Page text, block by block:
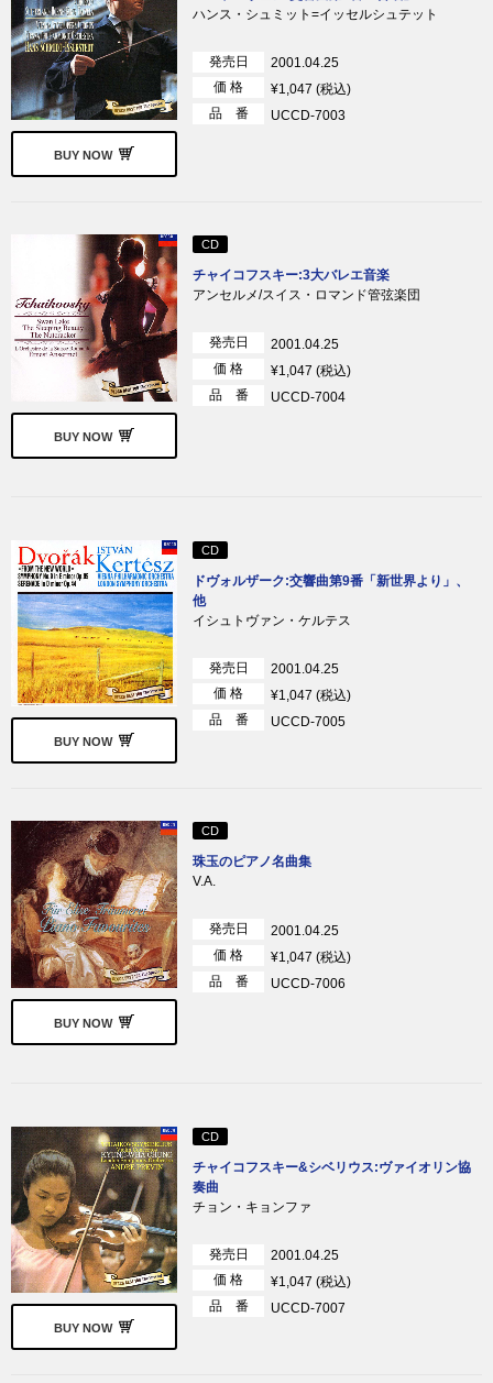
BUY NOW
ハンス・シュミット=イッセルシュテット
発売日
2001.04.25
価 格
¥1,047 (税込)
品 番
UCCD-7003
BUY NOW
CD
チャイコフスキー:3大バレエ音楽
アンセルメ/スイス・ロマンド管弦楽団
発売日
2001.04.25
価 格
¥1,047 (税込)
品 番
UCCD-7004
BUY NOW
CD
ドヴォルザーク:交響曲第9番「新世界より」、
他
イシュトヴァン・ケルテス
発売日
2001.04.25
価 格
¥1,047 (税込)
品 番
UCCD-7005
BUY NOW
CD
珠玉のピアノ名曲集
V.A.
発売日
2001.04.25
価 格
¥1,047 (税込)
品 番
UCCD-7006
BUY NOW
CD
チャイコフスキー&シベリウス:ヴァイオリン協
奏曲
チョン・キョンファ
発売日
2001.04.25
価 格
¥1,047 (税込)
品 番
UCCD-7007